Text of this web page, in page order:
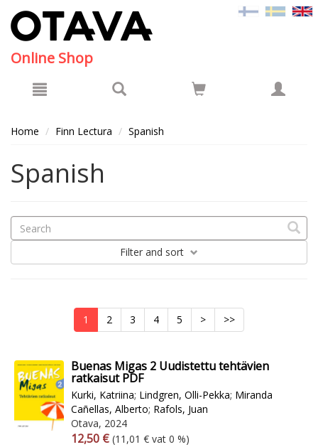
Online Shop
Home Finn Lectura Spanish
Spanish
Filter and sort
1 2 3 4 5 > >>
Buenas Migas 2 Uudistettu tehtävien
ratkaisut PDF
Kurki, Katriina; Lindgren, Olli-Pekka; Miranda
Cañellas, Alberto; Rafols, Juan
Otava, 2024
Arvonlisäverollinen hinta
12,50 € Excl. vat
(11,01 € vat 0 %)